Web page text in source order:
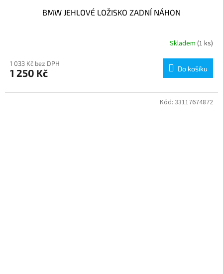
BMW JEHLOVÉ LOŽISKO ZADNÍ NÁHON
Skladem (1 ks)
1 033 Kč bez DPH
1 250 Kč Do košíku
Kód: 33117674872